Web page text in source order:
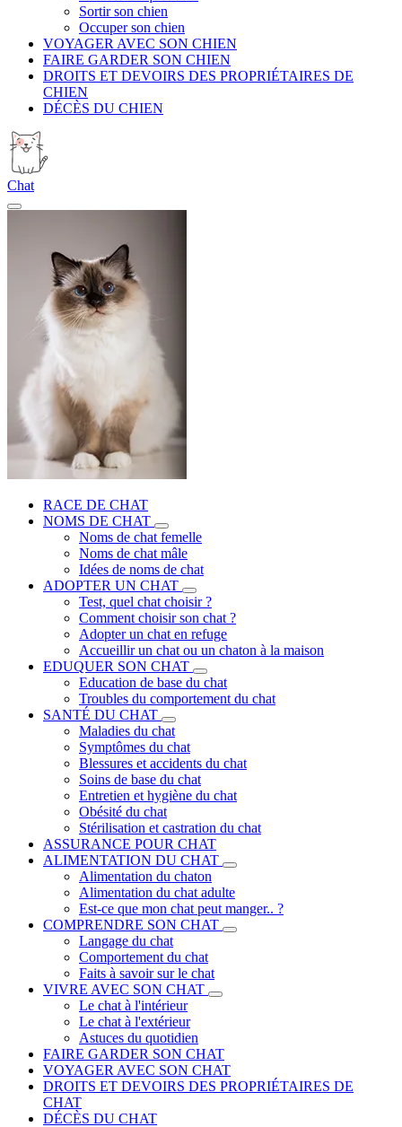
Sortir son chien
Occuper son chien
VOYAGER AVEC SON CHIEN
FAIRE GARDER SON CHIEN
DROITS ET DEVOIRS DES PROPRIÉTAIRES DE
CHIEN
DÉCÈS DU CHIEN
Chat
RACE DE CHAT
NOMS DE CHAT
Noms de chat femelle
Noms de chat mâle
Idées de noms de chat
ADOPTER UN CHAT
Test, quel chat choisir ?
Comment choisir son chat ?
Adopter un chat en refuge
Accueillir un chat ou un chaton à la maison
EDUQUER SON CHAT
Education de base du chat
Troubles du comportement du chat
SANTÉ DU CHAT
Maladies du chat
Symptômes du chat
Blessures et accidents du chat
Soins de base du chat
Entretien et hygiène du chat
Obésité du chat
Stérilisation et castration du chat
ASSURANCE POUR CHAT
ALIMENTATION DU CHAT
Alimentation du chaton
Alimentation du chat adulte
Est-ce que mon chat peut manger.. ?
COMPRENDRE SON CHAT
Langage du chat
Comportement du chat
Faits à savoir sur le chat
VIVRE AVEC SON CHAT
Le chat à l'intérieur
Le chat à l'extérieur
Astuces du quotidien
FAIRE GARDER SON CHAT
VOYAGER AVEC SON CHAT
DROITS ET DEVOIRS DES PROPRIÉTAIRES DE
CHAT
DÉCÈS DU CHAT